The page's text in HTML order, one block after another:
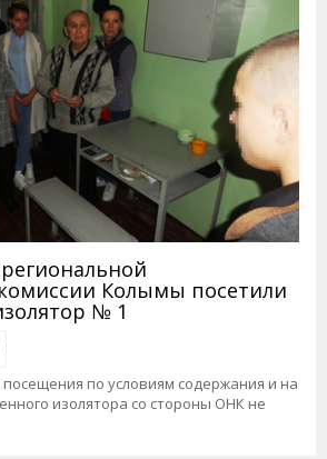
Колымы посетили
№ 1
по условиям содержания и на
изолятора со стороны ОНК не